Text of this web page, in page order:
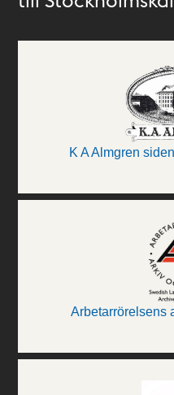
K A Almgren
Arbetarrörelsens